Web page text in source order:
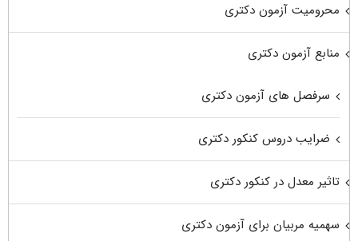
محرومیت آزمون دکتری
منابع آزمون دکتری
سرفصل های آزمون دکتری
ضرایب دروس کنکور دکتری
تاثیر معدل در کنکور دکتری
سهمیه مربیان برای آزمون دکتری